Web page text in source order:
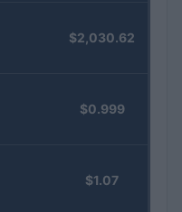
$2,030.62
$0.999
$1.07